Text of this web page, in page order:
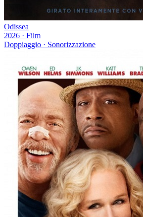
Odissea
2026 · Film
Doppiaggio · Sonorizzazione